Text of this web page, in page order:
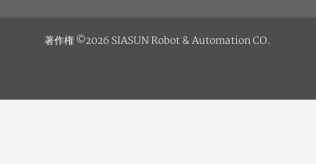
著作権 ©2026 SIASUN Robot & Automation CO.